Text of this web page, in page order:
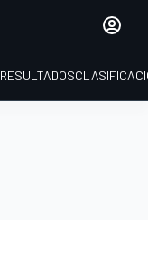
RESULTADOS